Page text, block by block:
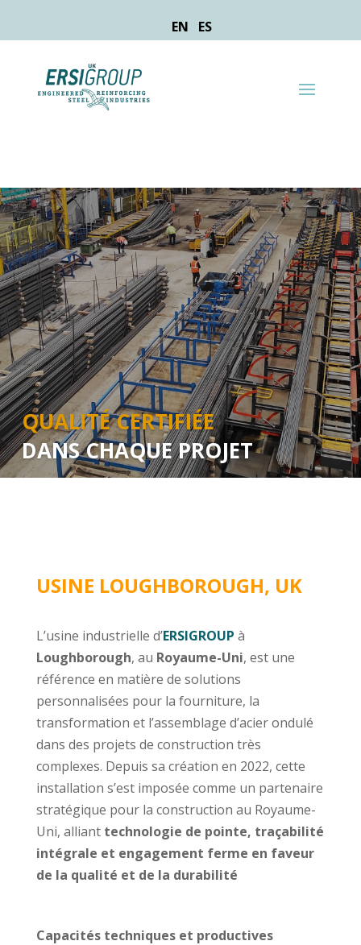
EN ES
QUALITÉ CERTIFIÉE
DANS CHAQUE PROJET
USINE LOUGHBOROUGH, UK
L’usine industrielle d’ERSIGROUP à
Loughborough, au Royaume-Uni, est une
référence en matière de solutions
personnalisées pour la fourniture, la
transformation et l’assemblage d’acier ondulé
dans des projets de construction très
complexes. Depuis sa création en 2022, cette
installation s’est imposée comme un partenaire
stratégique pour la construction au Royaume-
Uni, alliant technologie de pointe, traçabilité
intégrale et engagement ferme en faveur
de la qualité et de la durabilité
Capacités techniques et productives